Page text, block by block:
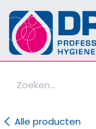
Alle producten